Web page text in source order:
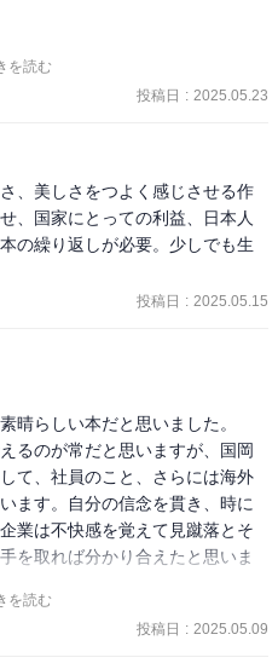
すごいのはもちろんだが、東雲
つもないバイタリティを持って
造を尊敬している描写や徹造が
。
られていても、利益が出ないと
行することでGHQの意識が変わ
秘密裏に周到な準備を進める
か交渉が上手くいかない。この
描写を読むと、石油国有化に対
ったかわかる。新田船長や船員
いてイラン石油を日本に持ち帰
た。
事件以降の発展。高度経済成長
要性を再認識できたこと。日本
を読む
投稿日 : 2025.05.23
、美しさをつよく感じさせる作
、国家にとっての利益、日本人
の繰り返しが必要。少しでも生
投稿日 : 2025.05.15
晴らしい本だと思いました。
るのが常だと思いますが、国岡
て、社員のこと、さらには海外
ます。自分の信念を貫き、時に
業は不快感を覚えて見蹴落とそ
を取れば分かり合えたと思いま
の学びがある本でした。
を読む
投稿日 : 2025.05.09